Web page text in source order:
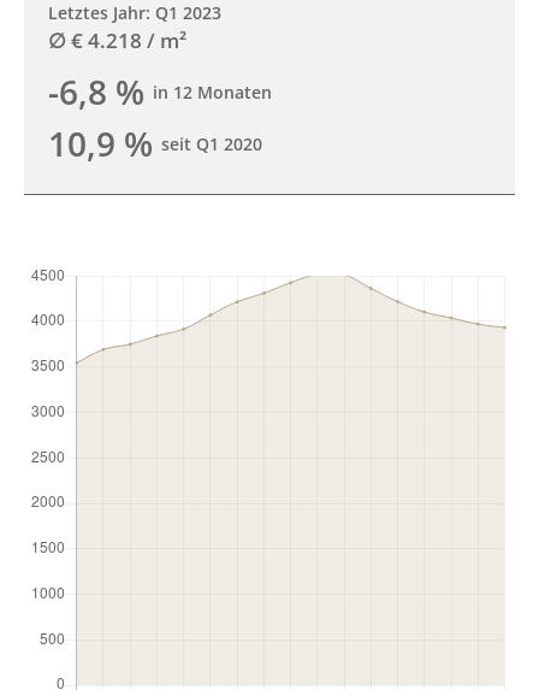
Letztes Jahr: Q1 2023
∅ € 4.218 / m²
-6,8 % in 12 Monaten
10,9 % seit Q1 2020